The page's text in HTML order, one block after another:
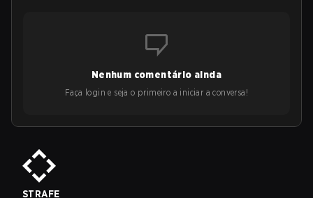
Nenhum comentário ainda
Faça login e seja o primeiro a iniciar a conversa!
STRAFE